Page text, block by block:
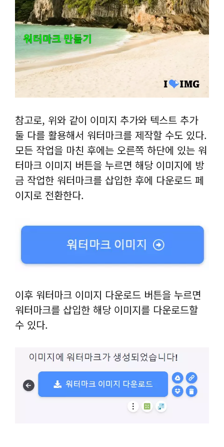
참고로, 위와 같이 이미지 추가와 텍스트 추가
둘 다를 활용해서 워터마크를 제작할 수도 있다.
모든 작업을 마친 후에는 오른쪽 하단에 있는 워
터마크 이미지 버튼을 누르면 해당 이미지에 방
금 작업한 워터마크를 삽입한 후에 다운로드 페
이지로 전환한다.
이후 워터마크 이미지 다운로드 버튼을 누르면
워터마크를 삽입한 해당 이미지를 다운로드할
수 있다.